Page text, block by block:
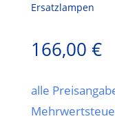
Ersatzlampen
166,00 €
alle